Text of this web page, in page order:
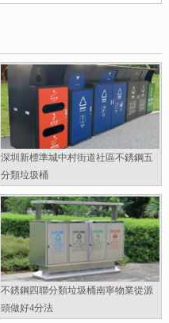
深圳新標準城中村街道社區不銹鋼五
分類垃圾桶
不銹鋼四聯分類垃圾桶南寧物業從源
頭做好4分法